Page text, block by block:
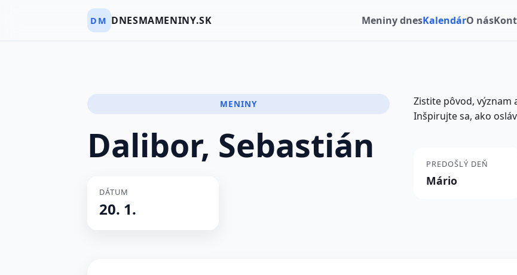
DM DNESMAMENINY.SK Meniny dnesKalendárO nás
MENINY
Dalibor, Sebastián
DÁTUM
20. 1.
Zistite pôvod, význam
Inšpirujte sa, ako
PREDOŠLÝ DEŇ
Mário